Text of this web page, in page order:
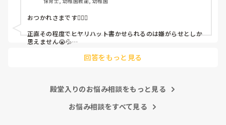
これだけで30〜40分拘束されて辛いです
皆さんの園はどうですか?
おつかれさまです🙇🏻‍♀️
正直その程度でヒヤリハット書かせられるのは嫌がらせとしか
思えません😭💦
回答をもっと見る
殿堂入りのお悩み相談をもっと見る
お悩み相談をすべて見る